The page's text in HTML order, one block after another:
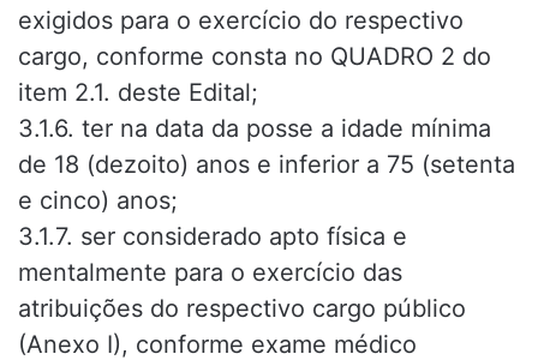
exigidos para o exercício do respectivo
cargo, conforme consta no QUADRO 2 do
item 2.1. deste Edital;
3.1.6. ter na data da posse a idade mínima
de 18 (dezoito) anos e inferior a 75 (setenta
e cinco) anos;
3.1.7. ser considerado apto física e
mentalmente para o exercício das
atribuições do respectivo cargo público
(Anexo I), conforme exame médico